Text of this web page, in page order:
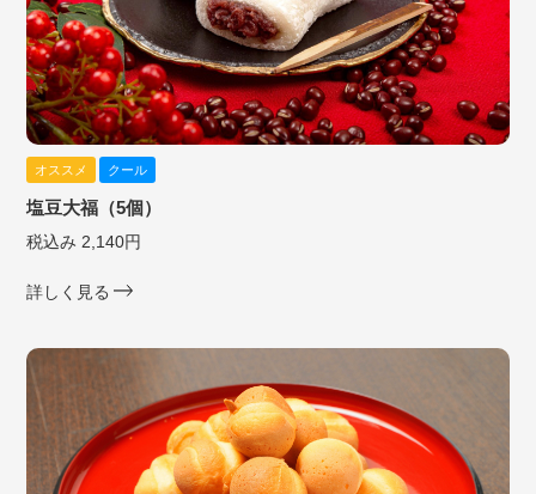
オススメ クール
塩豆大福（5個）
税込み 2,140円
詳しく見る